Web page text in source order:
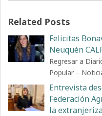
Related Posts
Felicitas
Neuquén
Regresar a
Popular –
Entrevista
Federación
la